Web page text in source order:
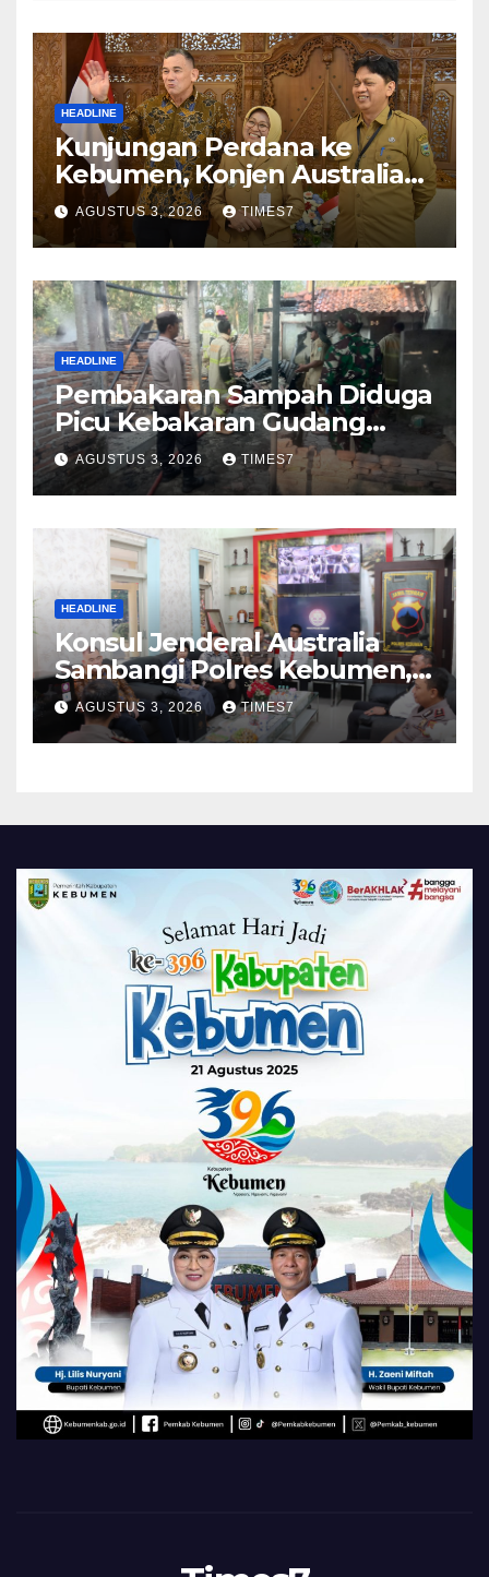
HEADLINE
Kunjungan Perdana ke
Kebumen, Konjen Australia
Jajaki Kerja Sama Pariwisata
hingga Pendidikan
AGUSTUS 3, 2026 TIMES7
HEADLINE
Pembakaran Sampah Diduga
Picu Kebakaran Gudang
Furniture di Kebumen
AGUSTUS 3, 2026 TIMES7
HEADLINE
Konsul Jenderal Australia
Sambangi Polres Kebumen,
Pererat Silaturahmi
AGUSTUS 3, 2026 TIMES7